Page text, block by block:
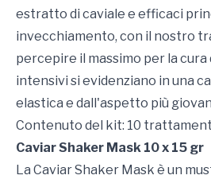
estratto di caviale e efficaci
invecchiamento, con il nostro
percepire il massimo per la
intensivi si evidenziano in una
elastica e dall'aspetto più
Contenuto del kit: 10
Caviar Shaker Mask 10 x 15 gr
La Caviar Shaker Mask è un